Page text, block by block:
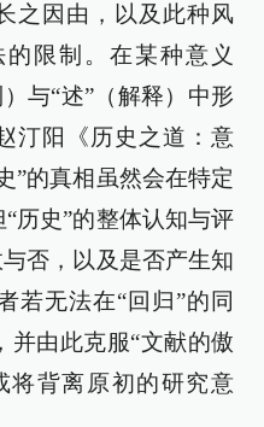
之因由，以及此种风
限制。在某种意义
）与“述”（解释）中形
汀阳《历史之道：意
”的真相虽然会在特定
历史”的整体认知与评
否，以及是否产生知
若无法在“回归”的同
并由此克服“文献的傲
将背离原初的研究意